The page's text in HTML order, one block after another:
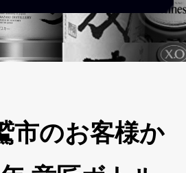
市のお客様か